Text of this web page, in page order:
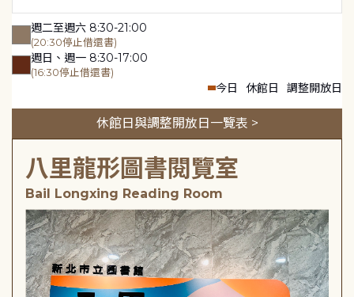
週二至週六 8:30-21:00
(20:30停止借還書)
週日、週一 8:30-17:00
(16:30停止借還書)
今日 休館日 調整開放日
休館日與調整開放日一覽表 >
八里龍形圖書閱覽室
Bail Longxing Reading Room